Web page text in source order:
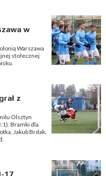
w
Warszawa
stołecznej
z
Olsztyn
Bramki dla
Jakub Brdak,